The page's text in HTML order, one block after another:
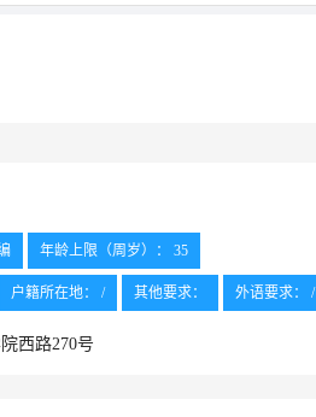
年龄上限（周岁）： 35
户籍所在地： / 其他要求： 外语要求： /
西路270号